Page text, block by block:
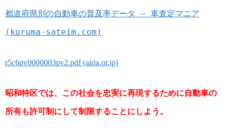
都道府県別の自動車の普及率データ – 車査定マニア
(kuruma-sateim.com)
r5c6pv0000003pv2.pdf (airia.or.jp)
昭和特区では、この社会を忠実に再現するために自動車の
所有も許可制にして制限することにしよう。